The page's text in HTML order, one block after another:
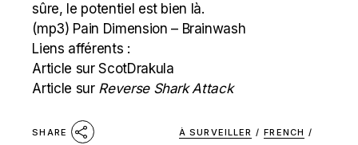
sûre, le potentiel est bien là.
(mp3) Pain Dimension – Brainwash
Liens afférents :
Article sur ScotDrakula
Article sur Reverse Shark Attack
SHARE À SURVEILLER / FRENCH /